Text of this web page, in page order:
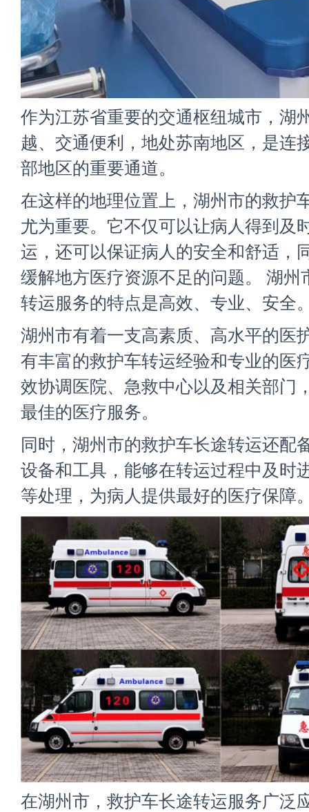
作为江苏省重要的交通枢纽城市，湖
越、交通便利，地处苏南地区，是连
部地区的重要通道。
在这样的地理位置上，湖州市的救护
尤为重要。它不仅可以让病人得到及
运，还可以保证病人的安全和舒适，
缓解地方医疗资源不足的问题。 湖州
转运服务的特点是高效、专业、安全
湖州市有着一支高素质、高水平的医
有丰富的救护车转运经验和专业的医
效协调医院、急救中心以及相关部门
最佳的医疗服务。
同时，湖州市的救护车长途转运还配
设备和工具，能够在转运过程中及时
等处理，为病人提供最好的医疗保障
在湖州市，救护车长途转运服务广泛